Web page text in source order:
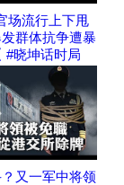
场流行上下甩
群体抗争遭暴
#晓坤话时局
又一军中将领